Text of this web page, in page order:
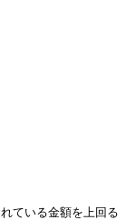
ている金額を上回る